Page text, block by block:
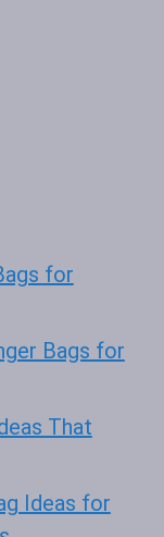
for
Bags for
That
Ideas for